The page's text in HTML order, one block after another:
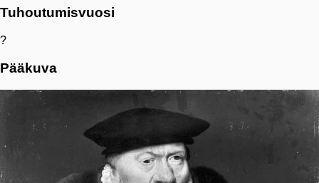
Tuhoutumisvuosi
?
Pääkuva